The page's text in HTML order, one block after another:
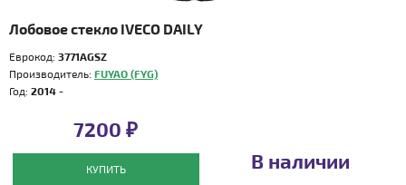
Лобовое стекло IVECO DAILY
Еврокод: 3771AGSZ
Производитель: FUYAO (FYG)
Год: 2014 -
7200 ₽
КУПИТЬ В наличии